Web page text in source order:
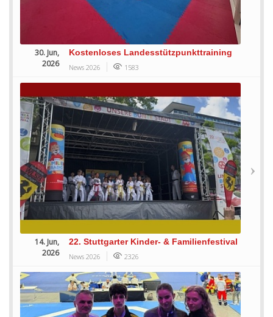
30. Jun,
2026
Kostenloses Landesstützpunkttraining
News 2026 1583
14. Jun,
2026
22. Stuttgarter Kinder- & Familienfestival
News 2026 2326